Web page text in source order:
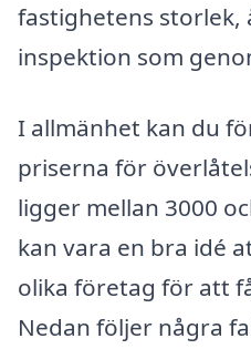
fastighetens storlek,
inspektion som
I allmänhet kan du
priserna för
ligger mellan 3000
kan vara en bra idé
olika företag för att
Nedan följer några